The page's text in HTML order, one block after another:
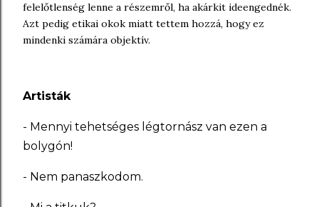
felelőtlenség lenne a részemről, ha akárkit ideengednék.
Azt pedig etikai okok miatt tettem hozzá, hogy ez
mindenki számára objektív.
Artisták
- Mennyi tehetséges légtornász van ezen a
bolygón!
- Nem panaszkodom.